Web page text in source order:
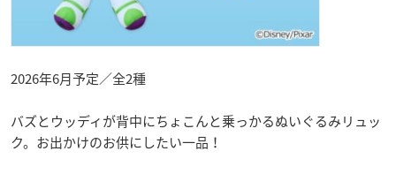
2026年6月予定／全2種
バズとウッディが背中にちょこんと乗っかるぬいぐるみリュッ
ク。お出かけのお供にしたい一品！